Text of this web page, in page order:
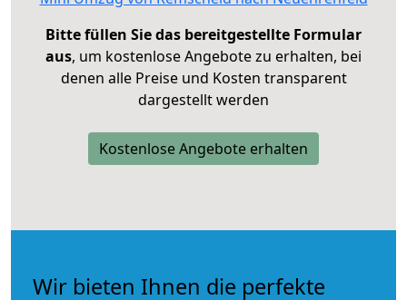
Bitte füllen Sie das bereitgestellte Formular
aus, um kostenlose Angebote zu erhalten, bei
denen alle Preise und Kosten transparent
dargestellt werden
Kostenlose Angebote erhalten
Wir bieten Ihnen die perfekte